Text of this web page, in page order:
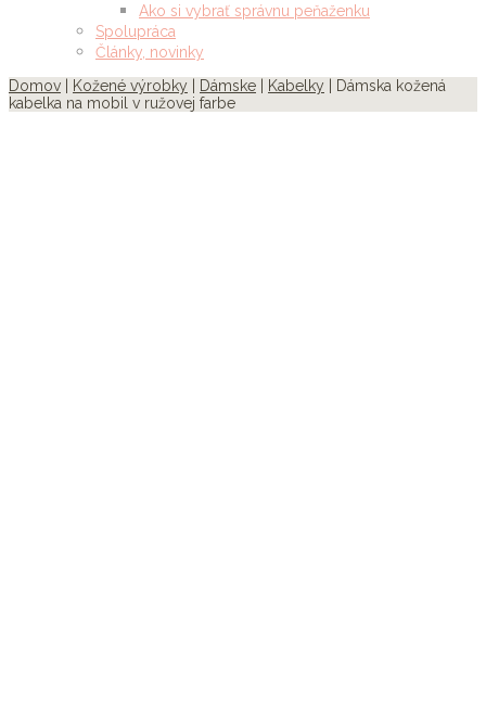
Ako si vybrať správnu peňaženku
Spolupráca
Články, novinky
Domov
Kožené výrobky Dámske Kabelky | Dámska kožená
kabelka na mobil v ružovej farbe